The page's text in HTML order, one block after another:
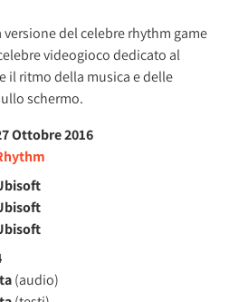
versione del celebre rhythm game
videogioco dedicato al
il ritmo della musica e delle
schermo.
Ottobre 2016
(audio)